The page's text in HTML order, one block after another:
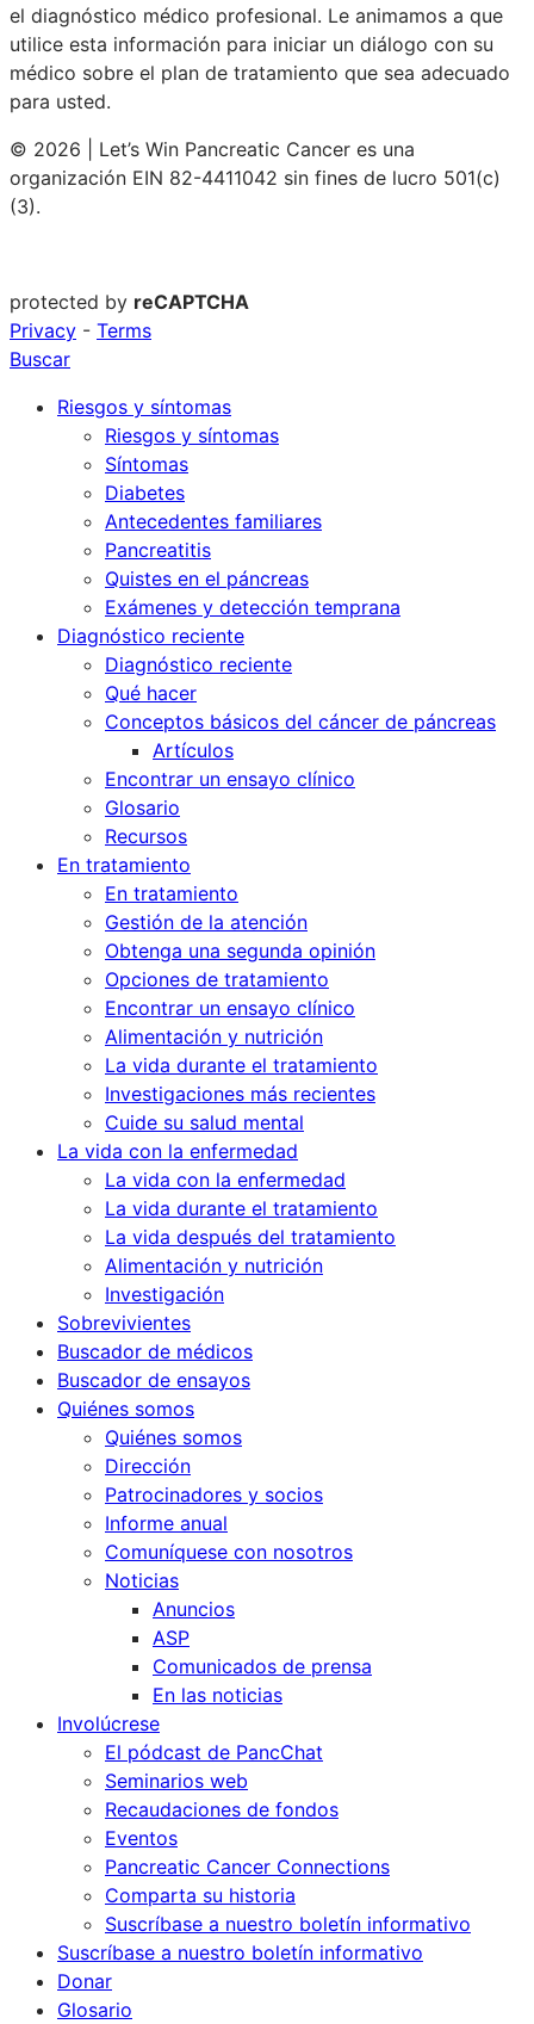
el diagnóstico médico profesional. Le animamos a que
utilice esta información para iniciar un diálogo con su
médico sobre el plan de tratamiento que sea adecuado
para usted.
© 2026 | Let’s Win Pancreatic Cancer es una
organización EIN 82-4411042 sin fines de lucro 501(c)
(3).
protected by reCAPTCHA
Privacy - Terms
Buscar
Riesgos y síntomas
Riesgos y síntomas
Síntomas
Diabetes
Antecedentes familiares
Pancreatitis
Quistes en el páncreas
Exámenes y detección temprana
Diagnóstico reciente
Diagnóstico reciente
Qué hacer
Conceptos básicos del cáncer de páncreas
Artículos
Encontrar un ensayo clínico
Glosario
Recursos
En tratamiento
En tratamiento
Gestión de la atención
Obtenga una segunda opinión
Opciones de tratamiento
Encontrar un ensayo clínico
Alimentación y nutrición
La vida durante el tratamiento
Investigaciones más recientes
Cuide su salud mental
La vida con la enfermedad
La vida con la enfermedad
La vida durante el tratamiento
La vida después del tratamiento
Alimentación y nutrición
Investigación
Sobrevivientes
Buscador de médicos
Buscador de ensayos
Quiénes somos
Quiénes somos
Dirección
Patrocinadores y socios
Informe anual
Comuníquese con nosotros
Noticias
Anuncios
ASP
Comunicados de prensa
En las noticias
Involúcrese
El pódcast de PancChat
Seminarios web
Recaudaciones de fondos
Eventos
Pancreatic Cancer Connections
Comparta su historia
Suscríbase a nuestro boletín informativo
Suscríbase a nuestro boletín informativo
Donar
Glosario